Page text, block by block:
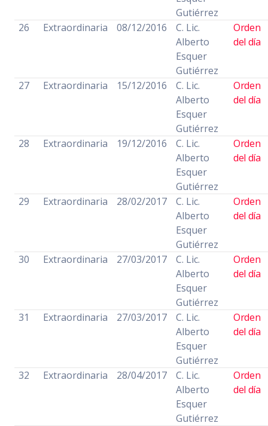
Gutiérrez
26
Extraordinaria 08/12/2016
C. Lic.
Alberto
Esquer
Gutiérrez
Orden
del día
27 Extraordinaria 15/12/2016
C. Lic.
Alberto
Esquer
Gutiérrez
Orden
del día
28 Extraordinaria 19/12/2016
C. Lic.
Alberto
Esquer
Gutiérrez
Orden
del día
29 Extraordinaria 28/02/2017
C. Lic.
Alberto
Esquer
Gutiérrez
Orden
del día
30 Extraordinaria 27/03/2017
C. Lic.
Alberto
Esquer
Gutiérrez
Orden
del día
31 Extraordinaria 27/03/2017
C. Lic.
Alberto
Esquer
Gutiérrez
Orden
del día
32 Extraordinaria 28/04/2017
C. Lic.
Alberto
Esquer
Gutiérrez
Orden
del día